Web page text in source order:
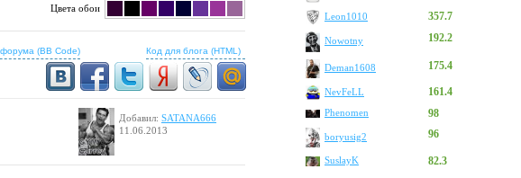
Цвета обои
(BB Code) Код для блога (HTML)
Добавил: SATANA666
11.06.2013
Leon1010 357.7
Nowotny 192.2
Deman1608 175.4
NevFeLL 161.4
Phenomen 98
boryusig2 96
SuslayK 82.3